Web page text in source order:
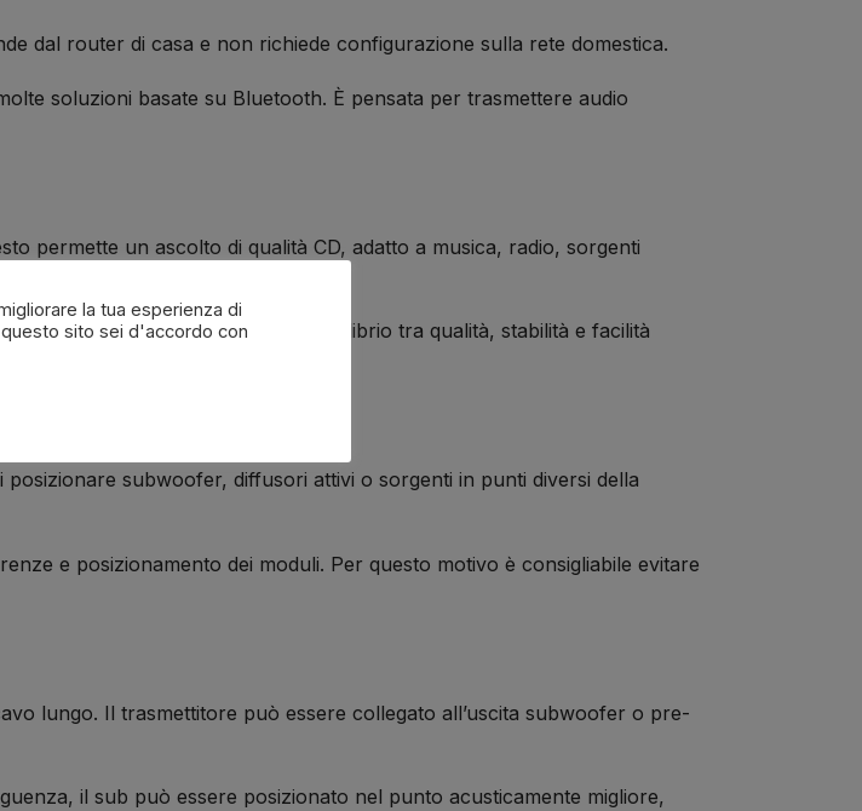
dal router di casa e non richiede configurazione sulla rete domestica.
soluzioni basate su Bluetooth. È pensata per trasmettere audio
permette un ascolto di qualità CD, adatto a musica, radio, sorgenti
domestico. Offre un buon equilibrio tra qualità, stabilità e facilità
posizionare subwoofer, diffusori attivi o sorgenti in punti diversi della
e posizionamento dei moduli. Per questo motivo è consigliabile evitare
lungo. Il trasmettitore può essere collegato all’uscita subwoofer o pre-
il sub può essere posizionato nel punto acusticamente migliore,
la tua esperienza di
sito sei d'accordo con